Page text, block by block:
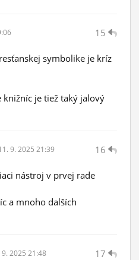
15
symbolike je kríz
je tiež taký jalový
16
9. 2025 21:39
nástroj v prvej rade
a mnoho dalších
17
9. 2025 21:48